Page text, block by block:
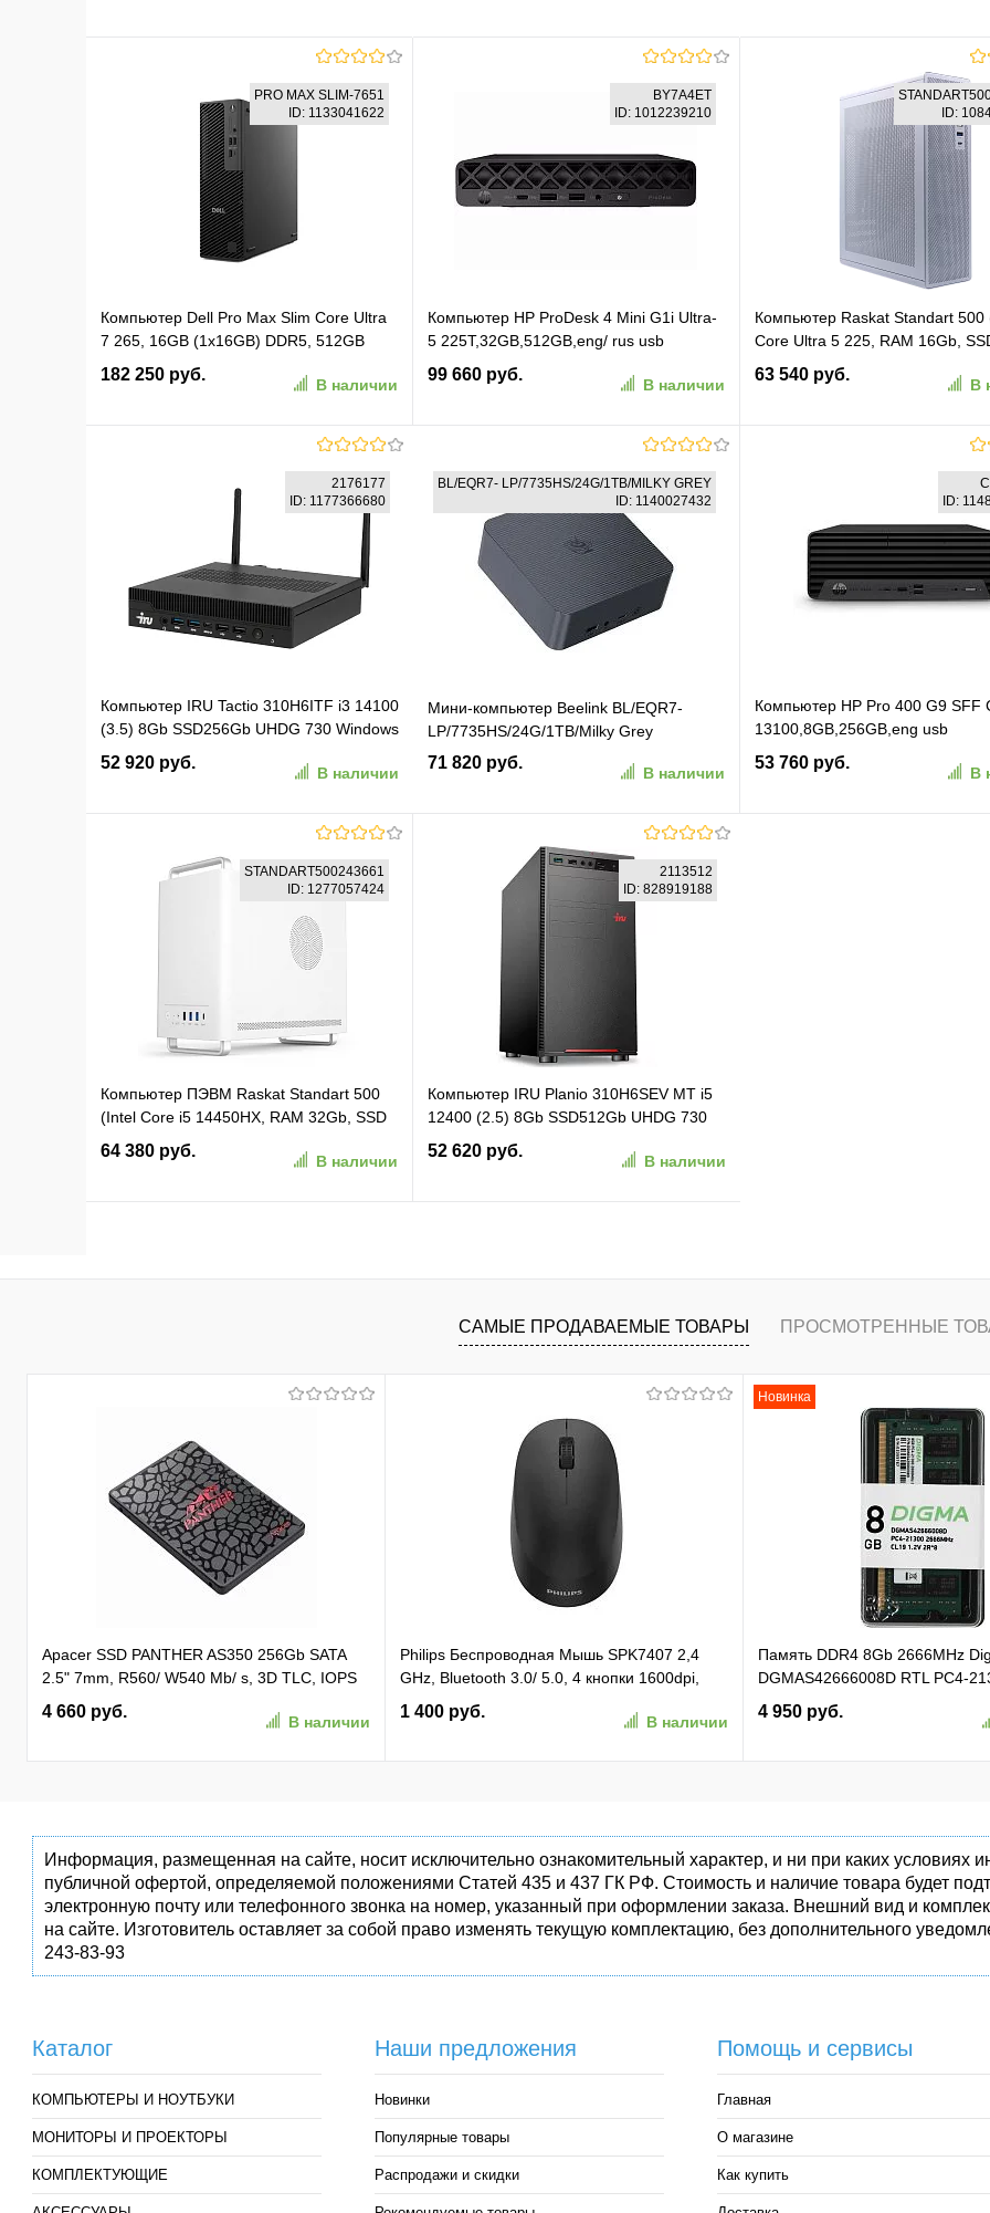
PRO MAX SLIM-7651
ID: 1133041622
Компьютер Dell Pro Max Slim Core Ultra
7 265, 16GB (1x16GB) DDR5, 512GB
SSD, Nvidia RTX A1000 8GB GDDR6, No
Optical Drive, Linux Ubuntu, 1YW
182 250 руб.
В наличии
К сравнению
BY7A4ET
ID: 1012239210
Компьютер HP ProDesk 4 Mini G1i Ultra-
5 225T,32GB,512GB,eng/ rus usb
kbd,mouse,WiFi,BT,DOS,1Wty (BY7A4ET)
99 660 руб.
В наличии
В корзину
В избранное К сравнению
ID:
Компьютер Raskat Standart 500
Core Ultra 5 225, RAM 16Gb,
512Gb, No OS, White)
(STANDART500229540)
63 540 руб.
В
В избранное К
2176177
ID: 1177366680
Компьютер IRU Tactio 310H6ITF i3 14100
(3.5) 8Gb SSD256Gb UHDG 730 Windows
11 Pro GbitEth WiFi BT 120W черный
(RUS) (2176177)
52 920 руб.
В наличии
В корзину
К сравнению
BL/EQR7- LP/7735HS/24G/1TB/MILKY GREY
ID: 1140027432
Мини-компьютер Beelink BL/EQR7-
LP/7735HS/24G/1TB/Milky Grey
71 820 руб.
В наличии
В корзину
В избранное К сравнению
ID:
Компьютер HP Pro 400 G9 SFF
13100,8GB,256GB,eng usb
kbd,mouse,DOS,1Wty (C9YX9AT)
53 760 руб.
В
STANDART500243661
ID: 1277057424
Компьютер ПЭВМ Raskat Standart 500
(Intel Core i5 14450HX, RAM 32Gb, SSD
1Tb, No OS, White)
(STANDART500243661)
64 380 руб.
В наличии
2113512
ID: 828919188
Компьютер IRU Planio 310H6SEV MT i5
12400 (2.5) 8Gb SSD512Gb UHDG 730
FreeDOS GbitEth 400W черный (RUS)
(2113512)
52 620 руб.
В наличии
В избранное К сравнению
САМЫЕ ПРОДАВАЕМЫЕ ТОВАРЫ ПРОСМОТРЕННЫЕ
Apacer SSD PANTHER AS350 256Gb SATA
2.5" 7mm, R560/ W540 Mb/ s, 3D TLC, IOPS
81K/ 74K, MTBF 1,5M, 180TBW,
(AP256GAS350-1)
4 660 руб.
В наличии
Philips Беспроводная Мышь SPK7407 2,4
GHz, Bluetooth 3.0/ 5.0, 4 кнопки 1600dpi,
бесшумная Чёрный (SPK7407B/ 01)
(SPK7407B/01)
1 400 руб.
В наличии
Новинка
Память DDR4 8Gb 2666MHz
DGMAS42666008D RTL PC4-
SO-DIMM 260-pin 1.2В dual rank
4 950 руб.
Информация, размещенная на сайте, носит исключительно ознакомительный характер, и ни при каких
публичной офертой, определяемой положениями Статей 435 и 437 ГК РФ. Стоимость и наличие товара будет
электронную почту или телефонного звонка на номер, указанный при оформлении заказа. Внешний вид и
на сайте. Изготовитель оставляет за собой право изменять текущую комплектацию, без дополнительного
243-83-93
Каталог
КОМПЬЮТЕРЫ И НОУТБУКИ
МОНИТОРЫ И ПРОЕКТОРЫ
КОМПЛЕКТУЮЩИЕ
Наши предложения
Новинки
Популярные товары
Распродажи и скидки
Помощь и сервисы
Главная
О магазине
Как купить